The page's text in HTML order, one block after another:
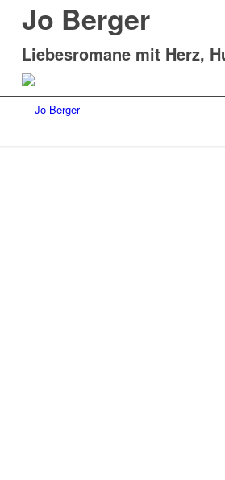
Jo Berger
Liebesromane mit Herz,